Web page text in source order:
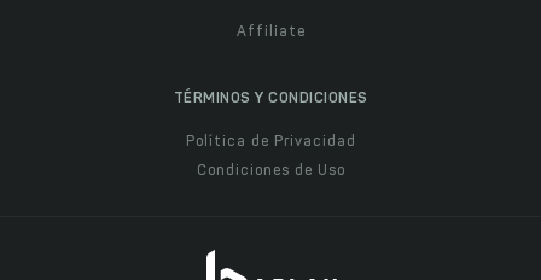
Affiliate
TÉRMINOS Y CONDICIONES
Política de Privacidad
Condiciones de Uso